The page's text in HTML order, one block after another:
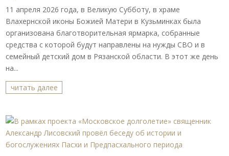
11 апреля 2026 года, в Великую Субботу, в храме
Влахернской иконы Божией Матери в Кузьминках была
организована благотворительная ярмарка, собранные
средства с которой будут направлены на нужды СВО и в
семейный детский дом в Рязанской области. В этот же день
на...
читать далее